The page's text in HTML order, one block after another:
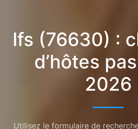
Ifs (76630) :
d’hôtes
2026
Utilisez le formulaire de